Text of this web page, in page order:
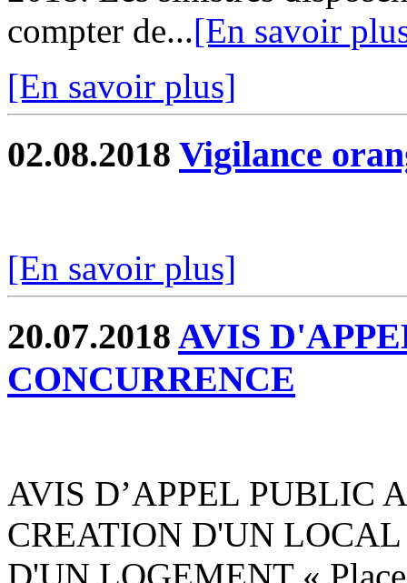
compter de...[En savoir
[En savoir plus]
02.08.2018 Vigilance
[En savoir plus]
20.07.2018 AVIS
CONCURRENCE
AVIS D’APPEL PUBLIC
CREATION D'UN
D'UN LOGEMENT «